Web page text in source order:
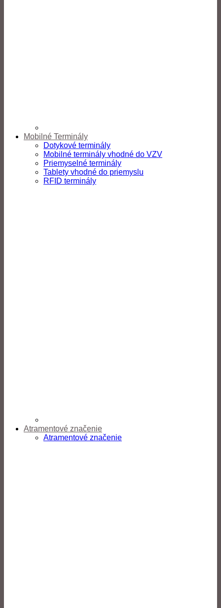
Mobilné Terminály
Dotykové terminály
Mobilné terminály vhodné do VZV
Priemyselné terminály
Tablety vhodné do priemyslu
RFID terminály
Atramentové značenie
Atramentové značenie